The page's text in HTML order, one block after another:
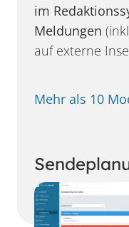
im
Meldungen
auf externe
Mehr als 10